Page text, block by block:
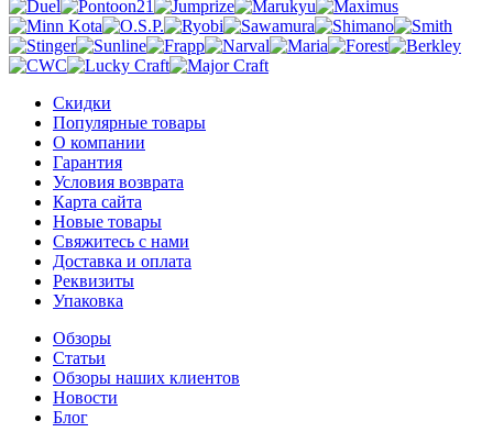
Скидки
Популярные товары
О компании
Гарантия
Условия возврата
Карта сайта
Новые товары
Свяжитесь с нами
Доставка и оплата
Реквизиты
Упаковка
Обзоры
Статьи
Обзоры наших клиентов
Новости
Блог